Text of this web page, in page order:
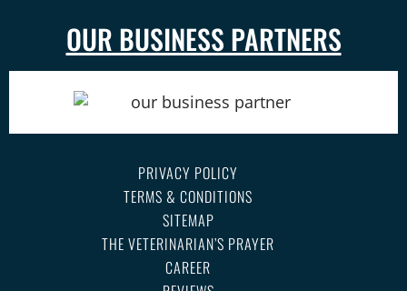
OUR BUSINESS PARTNERS
PRIVACY POLICY
TERMS & CONDITIONS
SITEMAP
THE VETERINARIAN’S PRAYER
CAREER